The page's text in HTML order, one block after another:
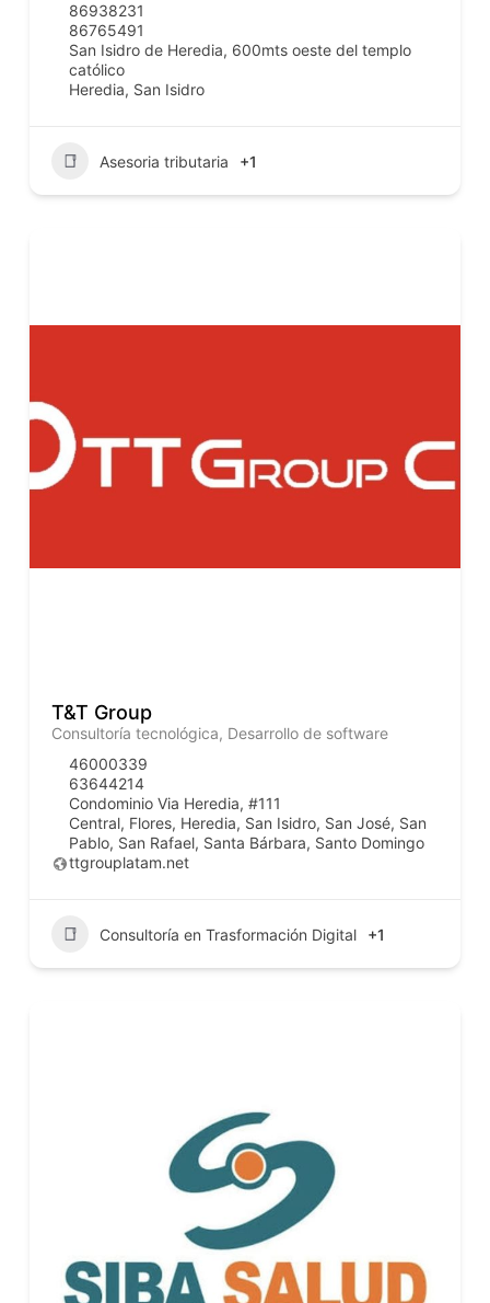
86938231
86765491
San Isidro de Heredia, 600mts oeste del templo
católico
Heredia, San Isidro
Asesoria tributaria +1
T&T Group
Consultoría tecnológica, Desarrollo de software
46000339
63644214
Condominio Via Heredia, #111
Central, Flores, Heredia, San Isidro, San José, San
Pablo, San Rafael, Santa Bárbara, Santo Domingo
ttgrouplatam.net
Consultoría en Trasformación Digital +1